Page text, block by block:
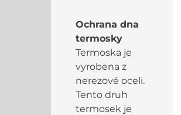
Ochrana dna
termosky
Termoska je
vyrobena z
nerezové oceli.
Tento druh
termosek je